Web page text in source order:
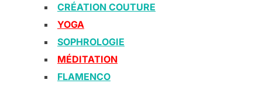
CRÉATION COUTURE
YOGA
SOPHROLOGIE
MÉDITATION
FLAMENCO